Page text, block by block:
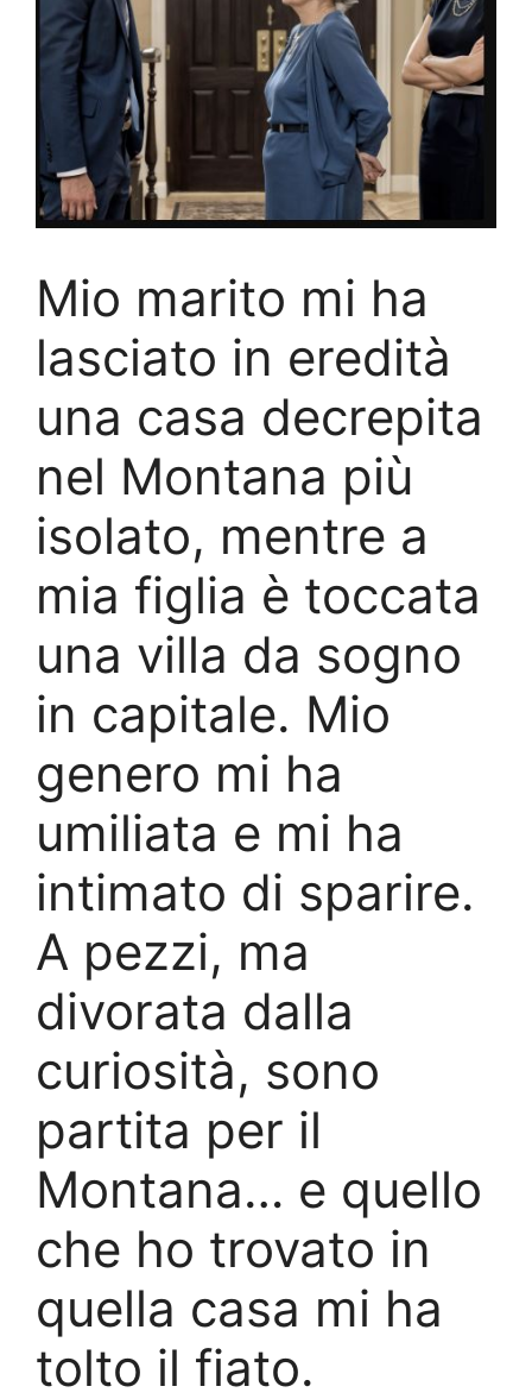
Mio marito mi ha
lasciato in eredità
una casa decrepita
nel Montana più
isolato, mentre a
mia figlia è toccata
una villa da sogno
in capitale. Mio
genero mi ha
umiliata e mi ha
intimato di sparire.
A pezzi, ma
divorata dalla
curiosità, sono
partita per il
Montana… e quello
che ho trovato in
quella casa mi ha
tolto il fiato.